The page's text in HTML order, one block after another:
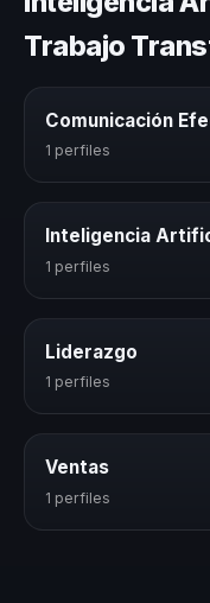
Trabajo
Comunicación
1 perfiles
Inteligencia
1 perfiles
Liderazgo
1 perfiles
Ventas
1 perfiles